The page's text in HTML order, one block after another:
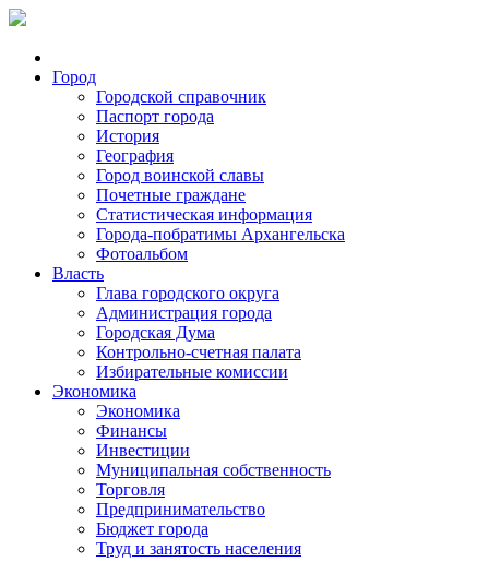
Город
Городской справочник
Паспорт города
История
География
Город воинской славы
Почетные граждане
Статистическая информация
Города-побратимы Архангельска
Фотоальбом
Власть
Глава городского округа
Администрация города
Городская Дума
Контрольно-счетная палата
Избирательные комиссии
Экономика
Экономика
Финансы
Инвестиции
Муниципальная собственность
Торговля
Предпринимательство
Бюджет города
Труд и занятость населения